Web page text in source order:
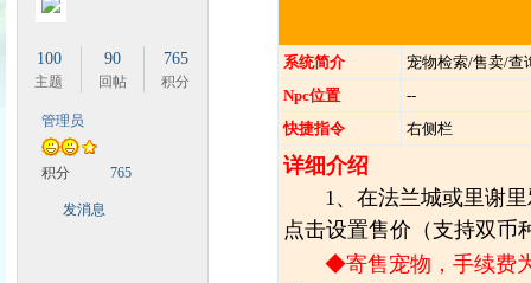
100
主题
90
回帖
765
积分
管理员
积分 765
发消息
系统简介
宠物检索/售卖/查
Npc位置
--
快捷指令
右侧栏
详细介绍
1、在法兰城或里谢里
点击设置售价（支持双币
◆寄售宠物，手续费